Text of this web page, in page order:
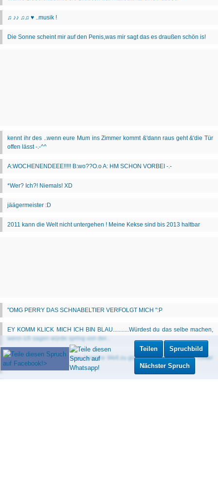
Teilen Spruchbild
Nächster Spruch